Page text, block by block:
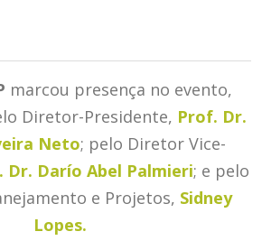
marcou presença no evento,
Diretor-Presidente, Prof. Dr.
Neto; pelo Diretor Vice-
Dr. Darío Abel Palmieri; e pelo
e Projetos, Sidney
Lopes.